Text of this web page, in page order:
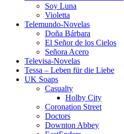
Soy Luna
Violetta
Telemundo-Novelas
Doña Bárbara
El Señor de los Cielos
Señora Acero
Televisa-Novelas
Tessa – Leben für die Liebe
UK Soaps
Casualty
Holby City
Coronation Street
Doctors
Downton Abbey